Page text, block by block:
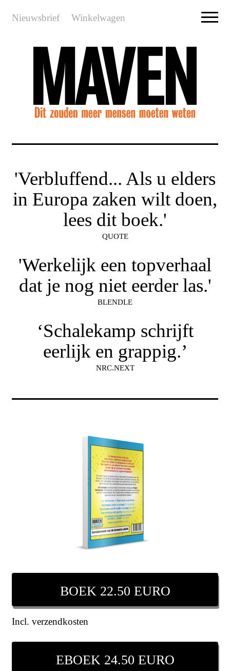
Nieuwsbrief Winkelwagen
'Verbluffend... Als u elders
in Europa zaken wilt doen,
lees dit boek.'
QUOTE
'Werkelijk een topverhaal
dat je nog niet eerder las.'
BLENDLE
‘Schalekamp schrijft
eerlijk en grappig.’
NRC.NEXT
BOEK 22.50 EURO
Incl. verzendkosten
EBOEK 24.50 EURO